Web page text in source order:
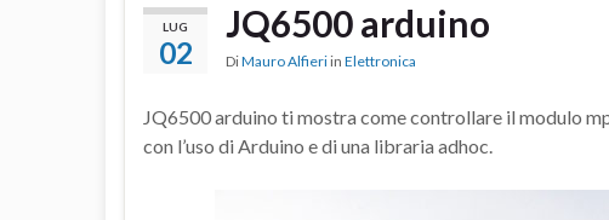
LUG
02
JQ6500 arduino
DiMauro Alfieri in Elettronica
JQ6500 arduino ti mostra come controllare il modulo
con l’uso di Arduino e di una libraria adhoc.